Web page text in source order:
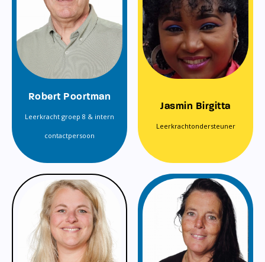
Robert Poortman
Leerkracht groep 8 & intern
contactpersoon
Jasmin Birgitta
Leerkrachtondersteuner